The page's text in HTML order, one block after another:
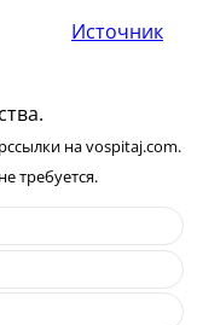
Источник
на vospitaj.com.
требуется.